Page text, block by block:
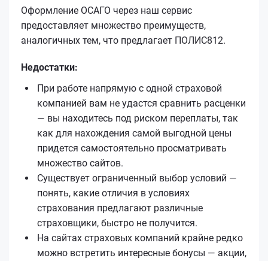
Оформление ОСАГО через наш сервис
предоставляет множество преимуществ,
аналогичных тем, что предлагает ПОЛИС812.
Недостатки:
При работе напрямую с одной страховой
компанией вам не удастся сравнить расценки
— вы находитесь под риском переплаты, так
как для нахождения самой выгодной цены
придется самостоятельно просматривать
множество сайтов.
Существует ограниченный выбор условий —
понять, какие отличия в условиях
страхования предлагают различные
страховщики, быстро не получится.
На сайтах страховых компаний крайне редко
можно встретить интересные бонусы — акции,